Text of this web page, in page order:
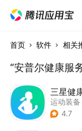
首页 软件 相关
“安普尔健康服
三星健
运动装备
4.7